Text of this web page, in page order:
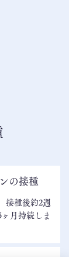
の接種
接種後約2週
月持続しま